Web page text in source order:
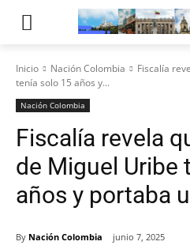
Inicio Nación Colombia
Fiscalía
tenía solo 15 años y...
Nación Colombia
Fiscalía revela
de Miguel Uribe
años y portaba
By Nación Colombia junio 7, 2025